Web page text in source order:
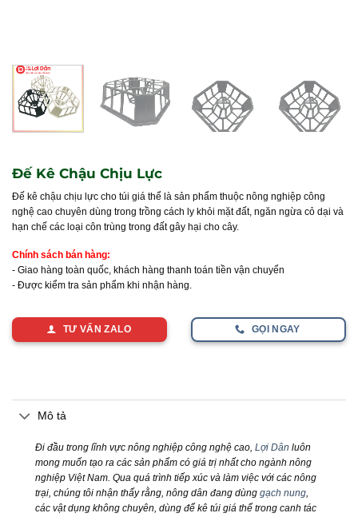
Đế Kê Chậu Chịu Lực
Đế kê chậu chịu lực cho túi giá thể là sản phẩm thuộc nông nghiệp công
nghệ cao chuyên dùng trong trồng cách ly khỏi mặt đất, ngăn ngừa cỏ dại và
hạn chế các loại côn trùng trong đất gây hại cho cây.
Chính sách bán hàng:
- Giao hàng toàn quốc, khách hàng thanh toán tiền vận chuyển
- Được kiểm tra sản phẩm khi nhận hàng.
TƯ VẤN ZALO GỌI NGAY
Mô tả
Đi đầu trong lĩnh vực nông nghiệp công nghệ cao, Lợi Dân luôn
mong muốn tạo ra các sản phẩm có giá trị nhất cho ngành nông
nghiệp Việt Nam. Qua quá trình tiếp xúc và làm việc với các nông
trại, chúng tôi nhận thấy rằng, nông dân đang dùng gạch nung,
các vật dụng không chuyên, dùng để kê túi giá thể trong canh tác